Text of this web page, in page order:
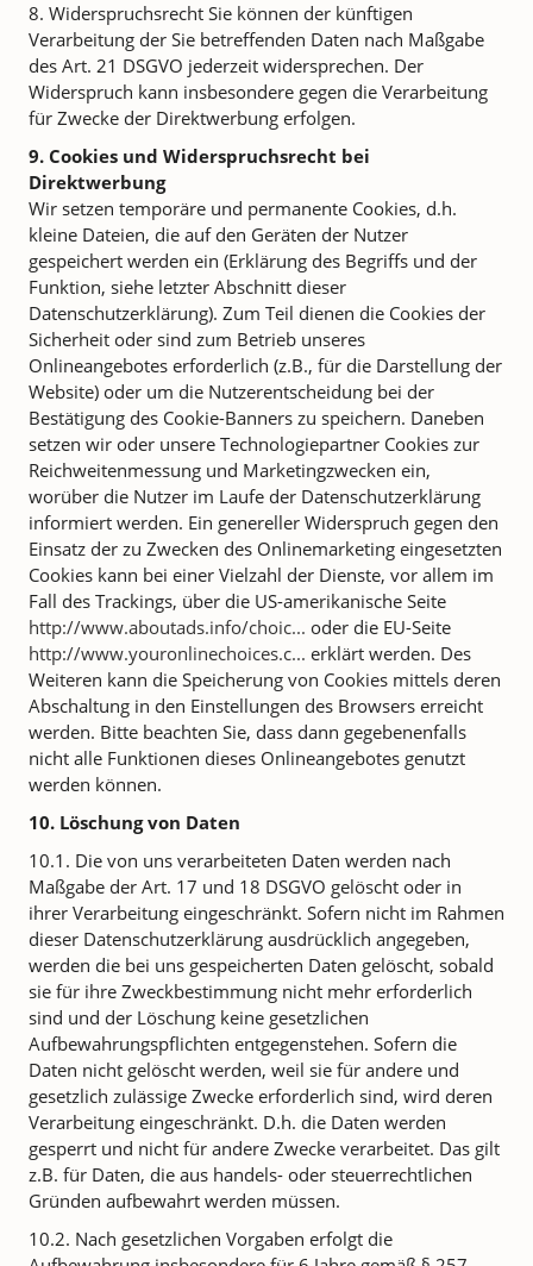
8. Widerspruchsrecht Sie können der künftigen
Verarbeitung der Sie betreffenden Daten nach Maßgabe
des Art. 21 DSGVO jederzeit widersprechen. Der
Widerspruch kann insbesondere gegen die Verarbeitung
für Zwecke der Direktwerbung erfolgen.
9. Cookies und Widerspruchsrecht bei
Direktwerbung
Wir setzen temporäre und permanente Cookies, d.h.
kleine Dateien, die auf den Geräten der Nutzer
gespeichert werden ein (Erklärung des Begriffs und der
Funktion, siehe letzter Abschnitt dieser
Datenschutzerklärung). Zum Teil dienen die Cookies der
Sicherheit oder sind zum Betrieb unseres
Onlineangebotes erforderlich (z.B., für die Darstellung der
Website) oder um die Nutzerentscheidung bei der
Bestätigung des Cookie-Banners zu speichern. Daneben
setzen wir oder unsere Technologiepartner Cookies zur
Reichweitenmessung und Marketingzwecken ein,
worüber die Nutzer im Laufe der Datenschutzerklärung
informiert werden. Ein genereller Widerspruch gegen den
Einsatz der zu Zwecken des Onlinemarketing eingesetzten
Cookies kann bei einer Vielzahl der Dienste, vor allem im
Fall des Trackings, über die US-amerikanische Seite
http://www.aboutads.info/choic... oder die EU-Seite
http://www.youronlinechoices.c... erklärt werden. Des
Weiteren kann die Speicherung von Cookies mittels deren
Abschaltung in den Einstellungen des Browsers erreicht
werden. Bitte beachten Sie, dass dann gegebenenfalls
nicht alle Funktionen dieses Onlineangebotes genutzt
werden können.
10. Löschung von Daten
10.1. Die von uns verarbeiteten Daten werden nach
Maßgabe der Art. 17 und 18 DSGVO gelöscht oder in
ihrer Verarbeitung eingeschränkt. Sofern nicht im Rahmen
dieser Datenschutzerklärung ausdrücklich angegeben,
werden die bei uns gespeicherten Daten gelöscht, sobald
sie für ihre Zweckbestimmung nicht mehr erforderlich
sind und der Löschung keine gesetzlichen
Aufbewahrungspflichten entgegenstehen. Sofern die
Daten nicht gelöscht werden, weil sie für andere und
gesetzlich zulässige Zwecke erforderlich sind, wird deren
Verarbeitung eingeschränkt. D.h. die Daten werden
gesperrt und nicht für andere Zwecke verarbeitet. Das gilt
z.B. für Daten, die aus handels- oder steuerrechtlichen
Gründen aufbewahrt werden müssen.
10.2. Nach gesetzlichen Vorgaben erfolgt die